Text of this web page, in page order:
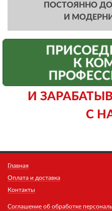
ПОСТОЯННО
И
К
И
С
Главная
Оплата и доставка
Контакты
Соглашение об обработке